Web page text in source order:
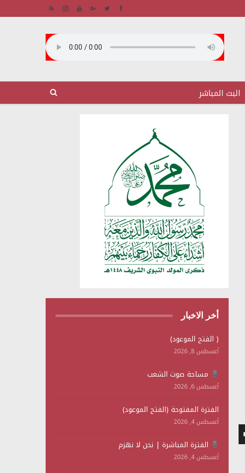
البث المباشر
أخر الاخبار
( الفتح الموعود)
أغسطس 8, 2026
مساحة صوت الشعب
أغسطس 6, 2026
الفترة المفتوحة (الفتح الموعود)
أغسطس 4, 2026
الفترة المباشرة | نحن لا نهزم
أغسطس 4, 2026